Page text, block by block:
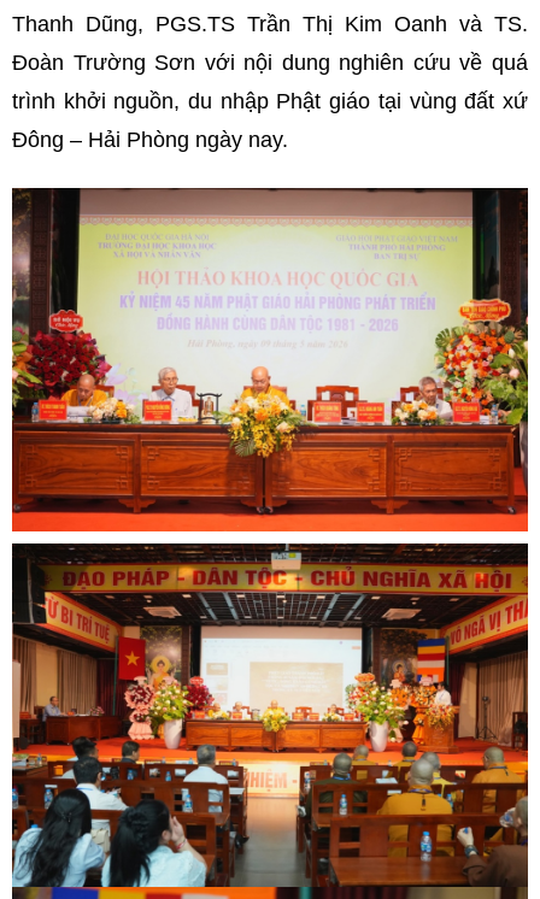
Thanh Dũng, PGS.TS Trần Thị Kim Oanh và TS.
Đoàn Trường Sơn với nội dung nghiên cứu về quá
trình khởi nguồn, du nhập Phật giáo tại vùng đất xứ
Đông – Hải Phòng ngày nay.